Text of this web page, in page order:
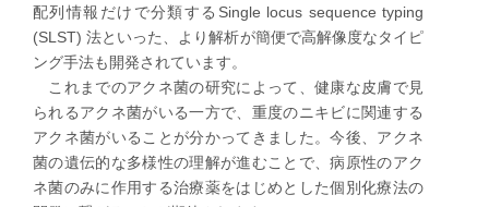
配列情報だけで分類するSingle locus sequence typing
(SLST) 法といった、より解析が簡便で高解像度なタイピ
ング手法も開発されています。
これまでのアクネ菌の研究によって、健康な皮膚で見
られるアクネ菌がいる一方で、重度のニキビに関連する
アクネ菌がいることが分かってきました。今後、アクネ
菌の遺伝的な多様性の理解が進むことで、病原性のアク
ネ菌のみに作用する治療薬をはじめとした個別化療法の